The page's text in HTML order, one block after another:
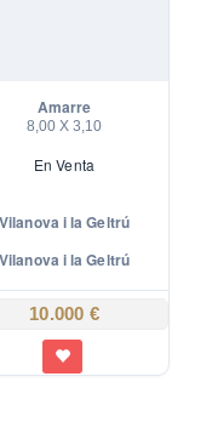
Amarre
8,00 X 3,10
En Venta
Vilanova i la Geltrú
Vilanova i la Geltrú
10.000 €